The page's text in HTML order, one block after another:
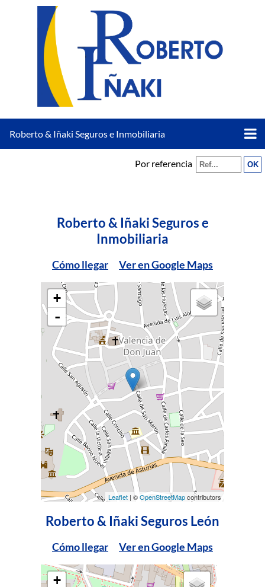
Roberto & Iñaki Seguros e Inmobiliaria
Por referencia
Roberto & Iñaki Seguros e
Inmobiliaria
Cómo llegar Ver en Google Maps
+
-
Leaflet | ©OpenStreetMapcontributors
Roberto & Iñaki Seguros León
Cómo llegar Ver en Google Maps
+